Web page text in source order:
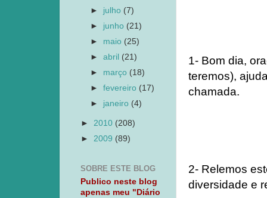
1- Bom dia,
teremos),
chamada.
2- Relemos
diversidade e
► julho (7)
► junho (21)
► maio (25)
►abril (21)
► março (18)
►fevereiro (17)
► janeiro (4)
► 2010 (208)
► 2009 (89)
SOBRE ESTE BLOG
Publico neste blog
apenas meu "Diário